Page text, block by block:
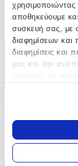
αποθηκεύουμε
συσκευή σας, με
διαφημίσεων και
διαφημίσεις και
μας και την
Να
σας
απόσταση
Να
Κατασκευαστής :
Kiepe
+